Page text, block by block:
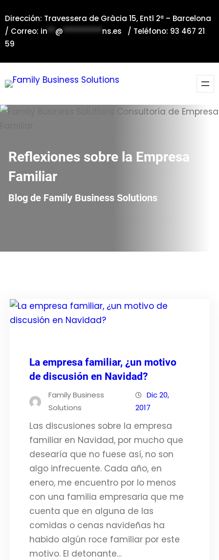
al
contenido
Dirección: Travessera de Gràcia 15, Entl 2ª – Barcelona
/ Correo: in**@**********ns.es / Teléfono: 93 467 21
59
Reflexiones sobre la Empresa
Familiar
Blog de Family Business Solutions
La empresa familiar, ¿un motivo
de discusión en Navidad?
Family Business
Solutions
Dic 20,
2017
Las discusiones sobre la empresa
familiar en Navidad, por mucho que
desearía que no fuese así, no son
algo infrecuente. Cada año, en
enero, me encuentro por lo menos
con una familia empresaria que me
cuenta que en alguna de las
comidas o cenas navideñas ha
habido algún roce familiar por este
motivo. El detonante…